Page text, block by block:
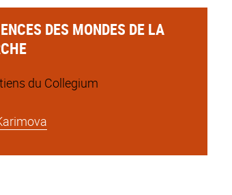
DES MONDES DE LA
du Collegium